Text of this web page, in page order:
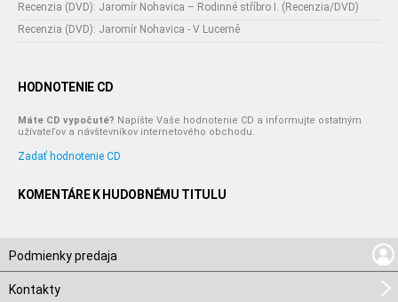
Recenzia (DVD): Jaromír Nohavica – Rodinné stříbro I. (Recenzia/DVD)
Recenzia (DVD): Jaromír Nohavica - V Lucerně
HODNOTENIE CD
Máte CD vypočuté? Napíšte Vaše hodnotenie CD a informujte ostatným
užívateľov a návštevníkov internetového obchodu.
Zadať hodnotenie CD
KOMENTÁRE K HUDOBNÉMU TITULU
Podmienky predaja
Kontakty